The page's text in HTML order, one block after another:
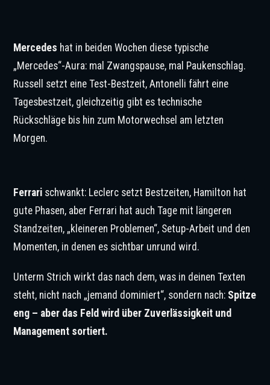
Mercedes hat in beiden Wochen diese typische
„Mercedes“-Aura: mal Zwangspause, mal Paukenschlag.
Russell setzt eine Test-Bestzeit, Antonelli fährt eine
Tagesbestzeit, gleichzeitig gibt es technische
Rückschläge bis hin zum Motorwechsel am letzten
Morgen.
Ferrari schwankt: Leclerc setzt Bestzeiten, Hamilton hat
gute Phasen, aber Ferrari hat auch Tage mit längeren
Standzeiten, „kleineren Problemen“, Setup-Arbeit und den
Momenten, in denen es sichtbar unrund wird.
Unterm Strich wirkt das nach dem, was in deinen Texten
steht, nicht nach „jemand dominiert“, sondern nach: Spitze
eng – aber das Feld wird über Zuverlässigkeit und
Management sortiert.